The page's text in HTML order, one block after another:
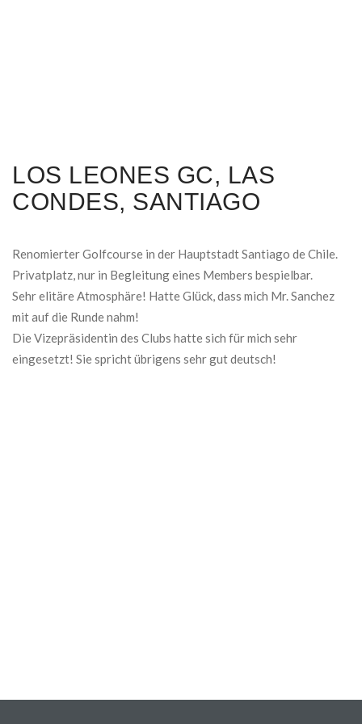
LOS LEONES GC, LAS
CONDES, SANTIAGO
Renomierter Golfcourse in der Hauptstadt Santiago de Chile.
Privatplatz, nur in Begleitung eines Members bespielbar.
Sehr elitäre Atmosphäre! Hatte Glück, dass mich Mr. Sanchez
mit auf die Runde nahm!
Die Vizepräsidentin des Clubs hatte sich für mich sehr
eingesetzt! Sie spricht übrigens sehr gut deutsch!